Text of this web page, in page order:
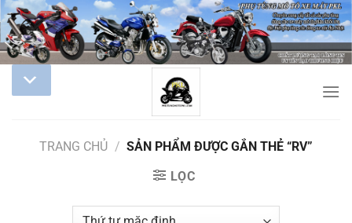
TRANG CHỦ / SẢN PHẨM ĐƯỢC GẮN THẺ “RV”
LỌC